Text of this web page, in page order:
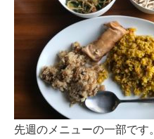
先週のメニューの一部です。